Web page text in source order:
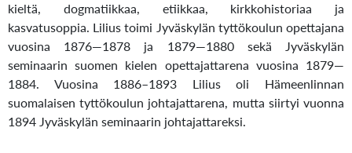
kieltä, dogmatiikkaa, etiikkaa, kirkkohistoriaa ja
kasvatusoppia. Lilius toimi Jyväskylän tyttökoulun opettajana
vuosina 1876—1878 ja 1879—1880 sekä Jyväskylän
seminaarin suomen kielen opettajattarena vuosina 1879—
1884. Vuosina 1886–1893 Lilius oli Hämeenlinnan
suomalaisen tyttökoulun johtajattarena, mutta siirtyi vuonna
1894 Jyväskylän seminaarin johtajattareksi.